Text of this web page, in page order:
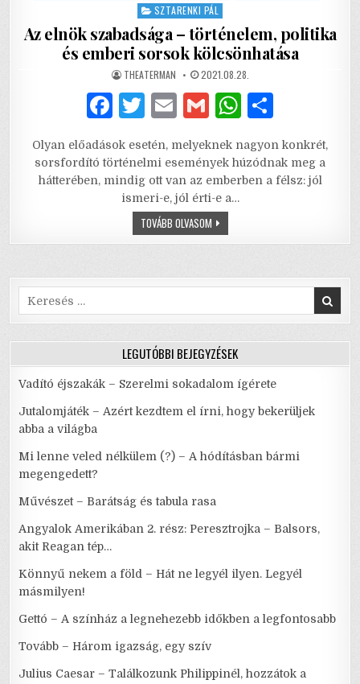
SZTARENKI PÁL
Az elnök szabadsága – történelem, politika
és emberi sorsok kölcsönhatása
AUTHOR:
THEATERMAN PUBLISHED
DATE:
2021.08.28.
F
c
e
b
k
T
it
te
r
E
ai
l
G
ai
l
W
at
s
ar
e
Olyan előadások esetén, melyeknek nagyon konkrét,
sorsfordító történelmi események húzódnak meg a
hátterében, mindig ott van az emberben a félsz: jól
ismeri-e, jól érti-e a…
TOVÁBB OLVASOMAZ
ELNÖK
SZABADSÁGA
POLITIKA
ÉS
KÖLCSÖNHATÁSA
Search
for:
LEGUTÓBBI BEJEGYZÉSEK
Vadító éjszakák – Szerelmi sokadalom ígérete
Jutalomjáték – Azért kezdtem el írni, hogy bekerüljek
abba a világba
Mi lenne veled nélkülem (?) – A hódításban bármi
megengedett?
Művészet – Barátság és tabula rasa
Angyalok Amerikában 2. rész: Peresztrojka – Balsors,
akit Reagan tép…
Könnyű nekem a föld – Hát ne legyél ilyen. Legyél
másmilyen!
Gettó – A színház a legnehezebb időkben a legfontosabb
Tovább – Három igazság, egy szív
Julius Caesar – Találkozunk Philippinél, hozzátok a